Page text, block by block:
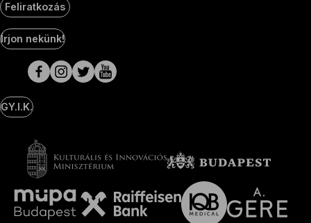
Feliratkozás
Social
Media
oldalak
Írjon nekünk!
GY.I.K.